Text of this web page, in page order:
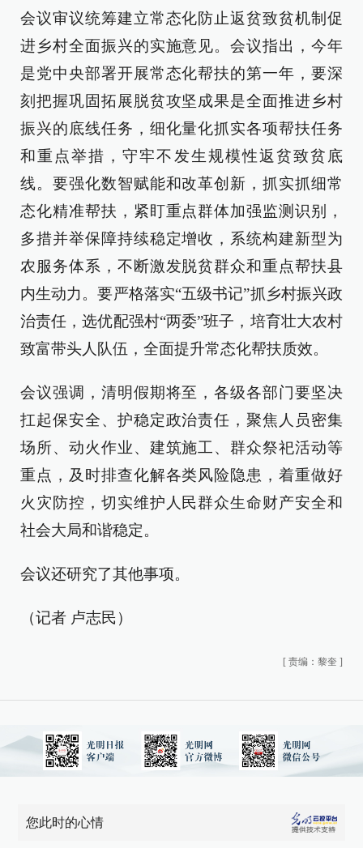
会议审议统筹建立常态化防止返贫致贫机制促
进乡村全面振兴的实施意见。会议指出，今年
是党中央部署开展常态化帮扶的第一年，要深
刻把握巩固拓展脱贫攻坚成果是全面推进乡村
振兴的底线任务，细化量化抓实各项帮扶任务
和重点举措，守牢不发生规模性返贫致贫底
线。要强化数智赋能和改革创新，抓实抓细常
态化精准帮扶，紧盯重点群体加强监测识别，
多措并举保障持续稳定增收，系统构建新型为
农服务体系，不断激发脱贫群众和重点帮扶县
内生动力。要严格落实“五级书记”抓乡村振兴政
治责任，选优配强村“两委”班子，培育壮大农村
致富带头人队伍，全面提升常态化帮扶质效。
会议强调，清明假期将至，各级各部门要坚决
扛起保安全、护稳定政治责任，聚焦人员密集
场所、动火作业、建筑施工、群众祭祀活动等
重点，及时排查化解各类风险隐患，着重做好
火灾防控，切实维护人民群众生命财产安全和
社会大局和谐稳定。
会议还研究了其他事项。
（记者 卢志民）
[ 责编：黎奎 ]
您此时的心情